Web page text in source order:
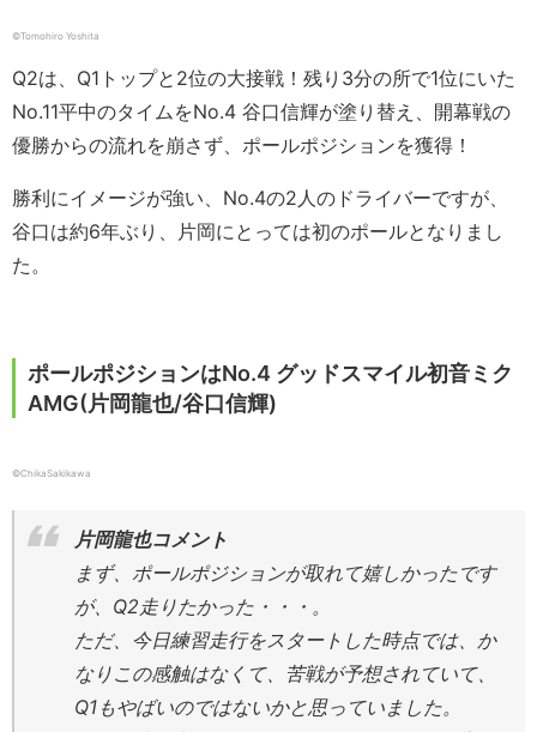
©︎Tomohiro Yoshita
Q2は、Q1トップと2位の大接戦！残り3分の所で1位にいた
No.11平中のタイムをNo.4 谷口信輝が塗り替え、開幕戦の
優勝からの流れを崩さず、ポールポジションを獲得！
勝利にイメージが強い、No.4の2人のドライバーですが、
谷口は約6年ぶり、片岡にとっては初のポールとなりまし
た。
ポールポジションはNo.4 グッドスマイル初音ミク
AMG(片岡龍也/谷口信輝)
©ChikaSakikawa
片岡龍也コメント
まず、ポールポジションが取れて嬉しかったです
が、Q2走りたかった・・・。
ただ、今日練習走行をスタートした時点では、か
なりこの感触はなくて、苦戦が予想されていて、
Q1もやばいのではないかと思っていました。